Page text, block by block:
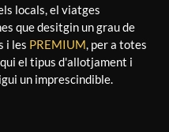
locals, el viatges
que desitgin un grau de
i les PREMIUM, per a totes
el tipus d'allotjament i
un imprescindible.